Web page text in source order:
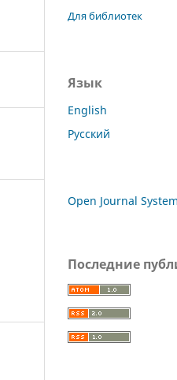
Для библиотек
Язык
English
Русский
Open Journal
Последние